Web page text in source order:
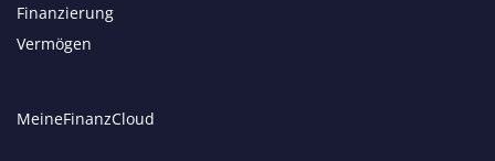
Finanzierung
Vermögen
MeineFinanzCloud